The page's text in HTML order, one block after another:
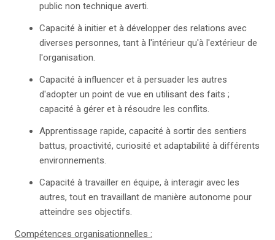
public non technique averti.
Capacité à initier et à développer des relations avec
diverses personnes, tant à l'intérieur qu'à l'extérieur de
l'organisation.
Capacité à influencer et à persuader les autres
d'adopter un point de vue en utilisant des faits ;
capacité à gérer et à résoudre les conflits.
Apprentissage rapide, capacité à sortir des sentiers
battus, proactivité, curiosité et adaptabilité à différents
environnements.
Capacité à travailler en équipe, à interagir avec les
autres, tout en travaillant de manière autonome pour
atteindre ses objectifs.
Compétences organisationnelles :